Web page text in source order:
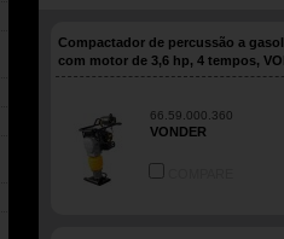
Compactador de percussão a
com motor de 3,6 hp, 4 tempos,
66.59.000.360
VONDER